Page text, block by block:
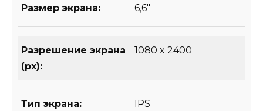
Размер экрана: 6,6″
Разрешение экрана
(px):
1080 x 2400
Тип экрана: IPS